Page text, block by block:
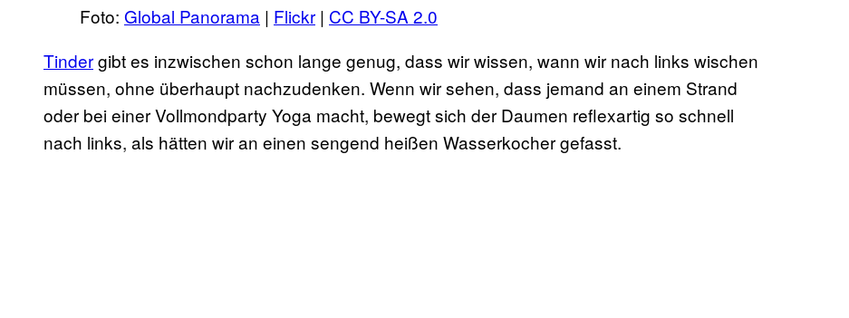
Foto: Global Panorama | Flickr | CC BY-SA 2.0
Tindergibt es inzwischen schon lange genug, dass wir wissen, wann wir nach links wischen
müssen, ohne überhaupt nachzudenken. Wenn wir sehen, dass jemand an einem Strand
oder bei einer Vollmondparty Yoga macht, bewegt sich der Daumen reflexartig so schnell
nach links, als hätten wir an einen sengend heißen Wasserkocher gefasst.